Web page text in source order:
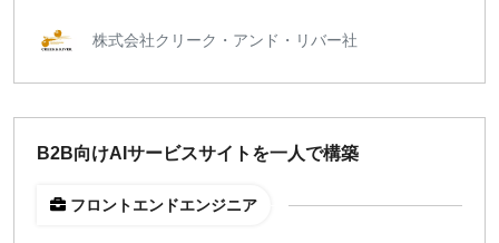
株式会社クリーク・アンド・リバー社
B2B向けAIサービスサイトを一人で構築
フロントエンドエンジニア